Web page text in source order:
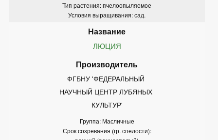
Тип растения: пчелоопыляемое
Условия выращивания: сад.
ЛЮЦИЯ
ФГБНУ 'ФЕДЕРАЛЬНЫЙ
НАУЧНЫЙ ЦЕНТР ЛУБЯНЫХ
КУЛЬТУР'
Группа: Масличные
Срок созревания (гр. спелости):